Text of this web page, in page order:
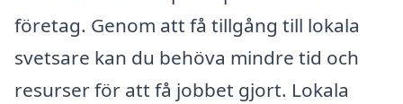
företag. Genom att få tillgång till lokala
svetsare kan du behöva mindre tid och
resurser för att få jobbet gjort. Lokala